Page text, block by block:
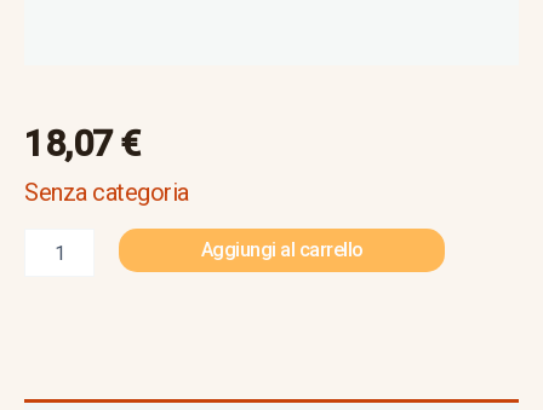
18,07€
Senza categoria
Aggiungi al carrello